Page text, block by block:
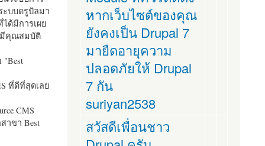
ะบบดรูปัลมา
ด้มีการเผย
มีคุณสมบัติ
"Best
ที่ดีที่สุดเลย
CMS
าขา Best
หากเว็บไซต์ของคุณ
ยังคงเป็น Drupal 7
มายืดอายุความ
ปลอดภัยให้ Drupal
7 กัน
suriyan2538
สวัสดีเพื่อนชาว